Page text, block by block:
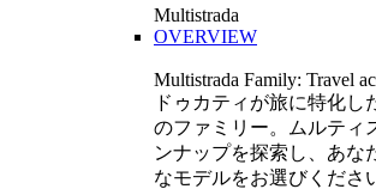
Multistrada
OVERVIEW
Multistrada Family: Travel
ドゥカティが旅に特化し
のファミリー。ムルティ
ンナップを探索し、あな
なモデルをお選びくださ